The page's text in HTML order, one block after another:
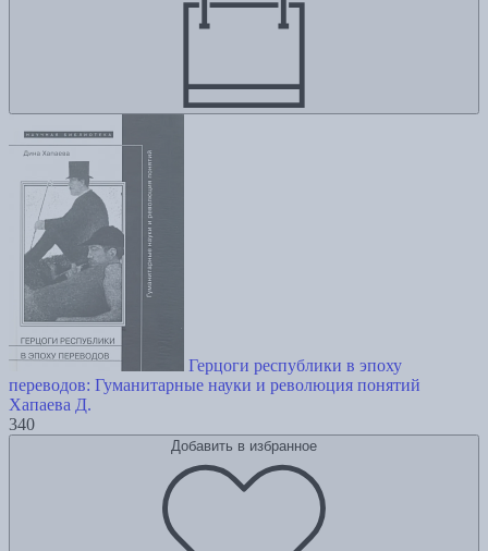
Герцоги республики в эпоху
переводов: Гуманитарные науки и революция понятий
Хапаева Д.
340
Добавить в избранное